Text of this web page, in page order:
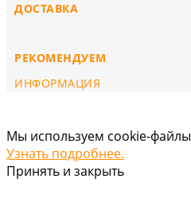
ДОСТАВКА
РЕКОМЕНДУЕМ
ИНФОРМАЦИЯ
Мы используем cookie-
Узнать подробнее.
Принять и закрыть